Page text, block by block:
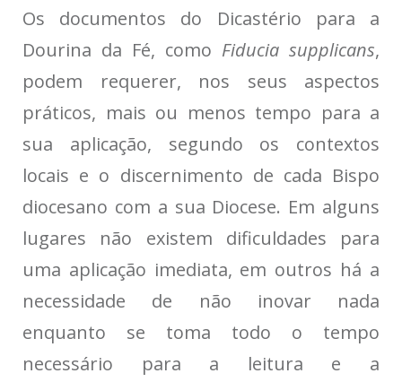
Os documentos do Dicastério para a
Dourina da Fé, como Fiducia supplicans,
podem requerer, nos seus aspectos
práticos, mais ou menos tempo para a
sua aplicação, segundo os contextos
locais e o discernimento de cada Bispo
diocesano com a sua Diocese. Em alguns
lugares não existem dificuldades para
uma aplicação imediata, em outros há a
necessidade de não inovar nada
enquanto se toma todo o tempo
necessário para a leitura e a